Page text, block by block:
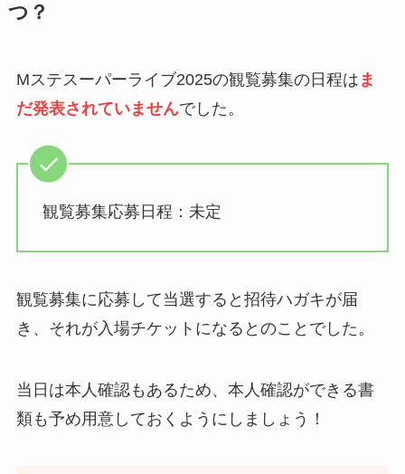
つ？
Mステスーパーライブ2025の観覧募集の日程は ま
だ発表されていませんでした。
観覧募集応募日程：未定
観覧募集に応募して当選すると招待ハガキが届
き、それが入場チケットになるとのことでした。
当日は本人確認もあるため、本人確認ができる書
類も予め用意しておくようにしましょう！